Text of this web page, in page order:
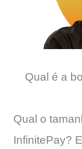
Qual é a
Qual o
InfinitePay?